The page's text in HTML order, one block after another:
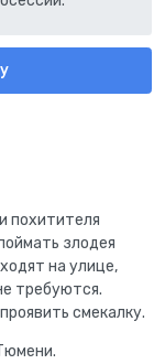
похитителя
злодея
на улице,
требуются.
смекалку.